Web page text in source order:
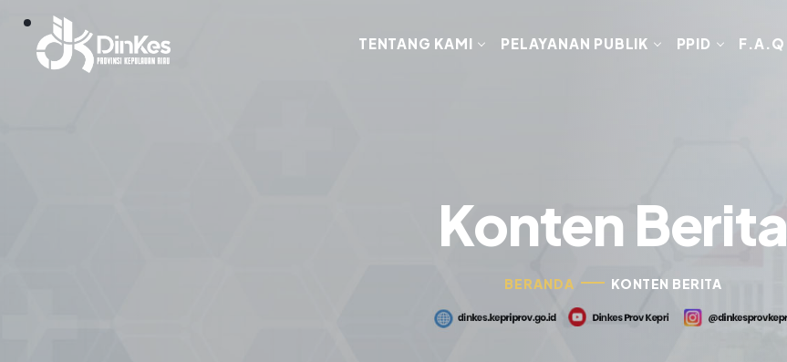
TENTANG KAMI PELAYANAN PUBLIK PPID F.A.Q
Konten Berita
BERANDA KONTEN BERITA